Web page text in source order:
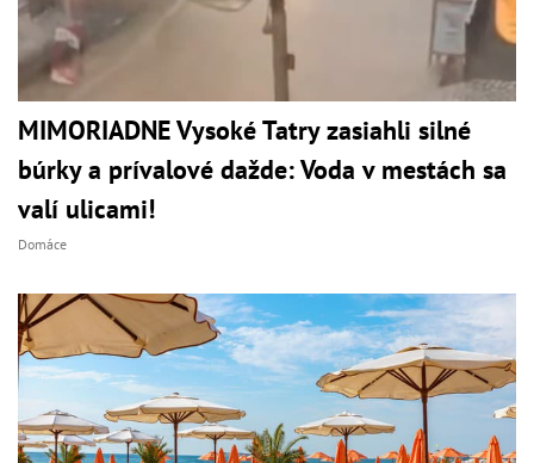
MIMORIADNE Vysoké Tatry zasiahli silné
búrky a prívalové dažde: Voda v mestách sa
valí ulicami!
Domáce